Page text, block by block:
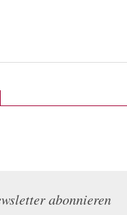
abonnieren